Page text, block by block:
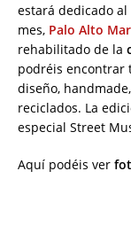
estará dedicado al
mes, Palo Alto
rehabilitado de la
podréis encontrar
diseño,
reciclados. La
especial Street
Aquí podéis ver